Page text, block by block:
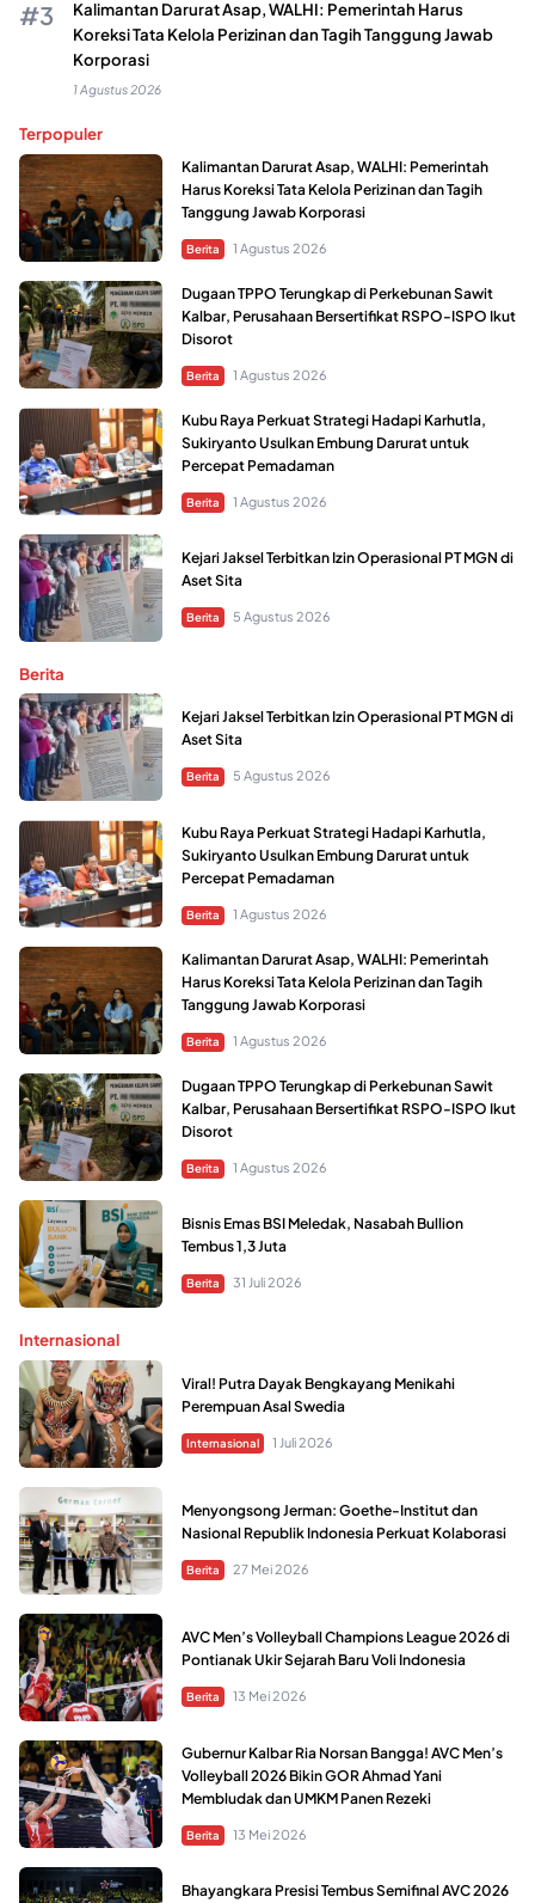
Kalimantan Darurat Asap, WALHI: Pemerintah Harus
Koreksi Tata Kelola Perizinan dan Tagih Tanggung Jawab
Korporasi
1 Agustus 2026
Terpopuler
Kalimantan Darurat Asap, WALHI: Pemerintah
Harus Koreksi Tata Kelola Perizinan dan Tagih
Tanggung Jawab Korporasi
Berita 1 Agustus 2026
Dugaan TPPO Terungkap di Perkebunan Sawit
Kalbar, Perusahaan Bersertifikat RSPO-ISPO Ikut
Disorot
Berita 1 Agustus 2026
Kubu Raya Perkuat Strategi Hadapi Karhutla,
Sukiryanto Usulkan Embung Darurat untuk
Percepat Pemadaman
Berita 1 Agustus 2026
Kejari Jaksel Terbitkan Izin Operasional PT MGN di
Aset Sita
Berita 5 Agustus 2026
Berita
Kejari Jaksel Terbitkan Izin Operasional PT MGN di
Aset Sita
Berita 5 Agustus 2026
Kubu Raya Perkuat Strategi Hadapi Karhutla,
Sukiryanto Usulkan Embung Darurat untuk
Percepat Pemadaman
Berita 1 Agustus 2026
Kalimantan Darurat Asap, WALHI: Pemerintah
Harus Koreksi Tata Kelola Perizinan dan Tagih
Tanggung Jawab Korporasi
Berita 1 Agustus 2026
Dugaan TPPO Terungkap di Perkebunan Sawit
Kalbar, Perusahaan Bersertifikat RSPO-ISPO Ikut
Disorot
Berita 1 Agustus 2026
Bisnis Emas BSI Meledak, Nasabah Bullion
Tembus 1,3 Juta
Berita 31 Juli 2026
Internasional
Viral! Putra Dayak Bengkayang Menikahi
Perempuan Asal Swedia
Internasional 1 Juli 2026
Menyongsong Jerman: Goethe-Institut dan
Nasional Republik Indonesia Perkuat Kolaborasi
Berita 27 Mei 2026
AVC Men’s Volleyball Champions League 2026 di
Pontianak Ukir Sejarah Baru Voli Indonesia
Berita 13 Mei 2026
Gubernur Kalbar Ria Norsan Bangga! AVC Men’s
Volleyball 2026 Bikin GOR Ahmad Yani
Membludak dan UMKM Panen Rezeki
Berita 13 Mei 2026
Bhayangkara Presisi Tembus Semifinal AVC 2026